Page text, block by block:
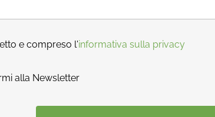
e compreso l'informativa sulla privacy
alla Newsletter